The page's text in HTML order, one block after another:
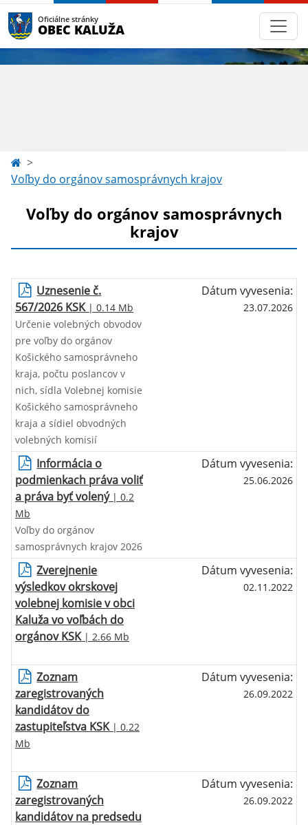
Oficiálne stránky
OBEC KALUŽA
Voľby do orgánov samosprávnych krajov
Voľby do orgánov samosprávnych
krajov
Uznesenie č.
567/2026 KSK| 0.14 Mb
Dátum vyvesenia:
23.07.2026
Určenie volebných obvodov
pre voľby do orgánov
Košického samosprávneho
kraja, počtu poslancov v
nich, sídla Volebnej komisie
Košického samosprávneho
kraja a sídiel obvodných
volebných komisií
Informácia o
podmienkach práva voliť
a práva byť volený | 0.2
Mb
Dátum vyvesenia:
25.06.2026
Voľby do orgánov
samosprávnych krajov 2026
Zverejnenie
výsledkov okrskovej
volebnej komisie v obci
Kaluža vo voľbách do
orgánov KSK| 2.66 Mb
Dátum vyvesenia:
02.11.2022
Zoznam
zaregistrovaných
kandidátov do
zastupiteľstva KSK| 0.22
Mb
Dátum vyvesenia:
26.09.2022
Zoznam
zaregistrovaných
kandidátov na predsedu
Dátum vyvesenia:
26.09.2022